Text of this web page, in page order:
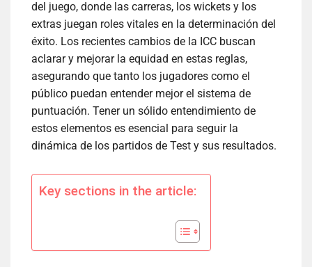
del juego, donde las carreras, los wickets y los
extras juegan roles vitales en la determinación del
éxito. Los recientes cambios de la ICC buscan
aclarar y mejorar la equidad en estas reglas,
asegurando que tanto los jugadores como el
público puedan entender mejor el sistema de
puntuación. Tener un sólido entendimiento de
estos elementos es esencial para seguir la
dinámica de los partidos de Test y sus resultados.
Key sections in the article: